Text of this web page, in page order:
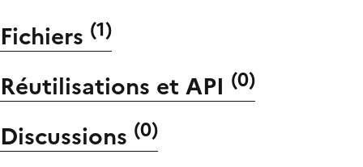
Fichiers (1)
Réutilisations et API (0)
Discussions (0)